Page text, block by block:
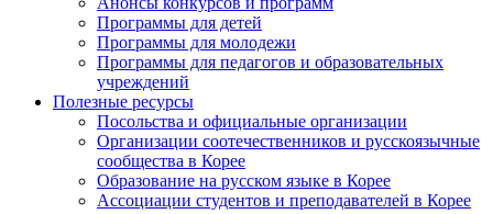
Программы для детей
Программы для молодежи
Программы для педагогов и образовательных
учреждений
Полезные ресурсы
Посольства и официальные организации
Организации соотечественников и русскоязычные
сообщества в Корее
Образование на русском языке в Корее
Ассоциации студентов и преподавателей в Корее